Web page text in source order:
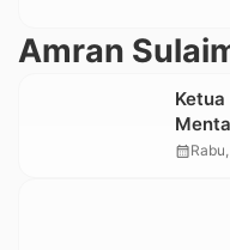
Amran
Tidak
calendar_month